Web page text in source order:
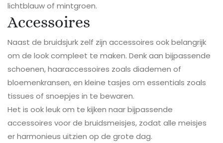
lichtblauw of mintgroen.
Accessoires
Naast de bruidsjurk zelf zijn accessoires ook belangrijk
om de look compleet te maken. Denk aan bijpassende
schoenen, haaraccessoires zoals diademen of
bloemenkransen, en kleine tasjes om essentials zoals
tissues of snoepjes in te bewaren.
Het is ook leuk om te kijken naar bijpassende
accessoires voor de bruidsmeisjes, zodat alle meisjes
er harmonieus uitzien op de grote dag.